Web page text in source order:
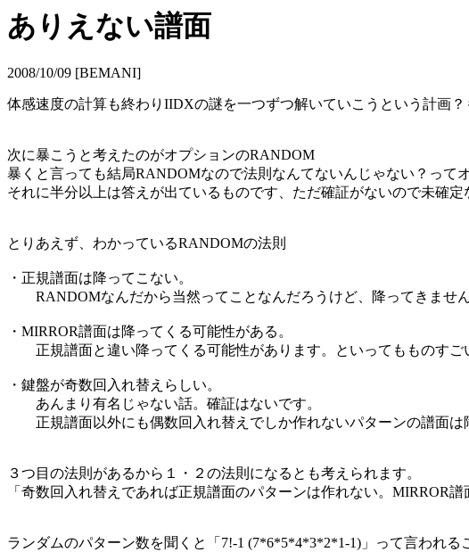
ありえない譜面
2008/10/09 [BEMANI]
体感速度の計算も終わりIIDXの謎を一つずつ解いていこうという計画？
次に暴こうと考えたのがオプションのRANDOM
暴くと言っても結局RANDOMなので法則なんてないんじゃない？って
それに半分以上は答えが出ているものです、ただ確証がないので未確定
とりあえず、わかっているRANDOMの法則
・正規譜面は降ってこない。
RANDOMなんだから当然ってことなんだろうけど、降ってきません
・MIRROR譜面は降ってくる可能性がある。
正規譜面と違い降ってくる可能性があります。といってもものすご
・鍵盤が奇数回入れ替えらしい。
あんまり有名じゃない話。確証はないです。
正規譜面以外にも偶数回入れ替えでしか作れないパターンの譜面は
３つ目の法則があるから１・２の法則になるとも考えられます。
「奇数回入れ替えであれば正規譜面のパターンは作れない。MIRROR譜
ランダムのパターン数を聞くと「7!-1 (7*6*5*4*3*2*1-1)」って言われ